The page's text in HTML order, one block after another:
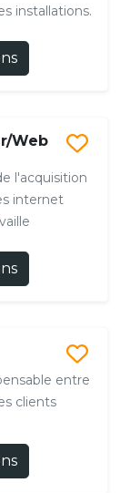
installations.
Web
l'acquisition
internet
entre
clients